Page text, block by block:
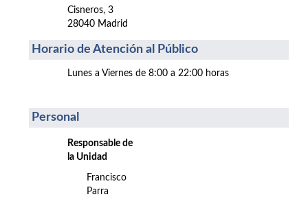
Cisneros, 3
28040 Madrid
Horario de Atención al Público
Lunes a Viernes de 8:00 a 22:00 horas
Personal
Responsable de
la Unidad
Francisco
Parra